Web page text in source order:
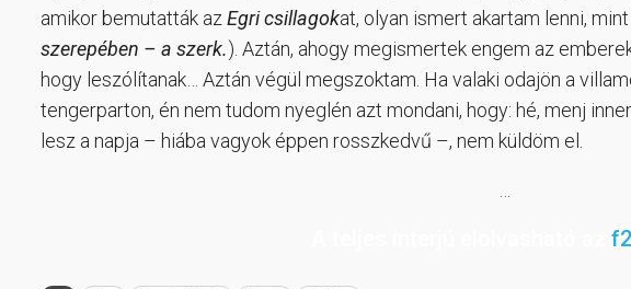
amikor bemutatták az Egri csillagokat, olyan ismert akartam lenni, mint
szerepében – a szerk.). Aztán, ahogy megismertek engem az
hogy leszólítanak… Aztán végül megszoktam. Ha valaki odajön a
tengerparton, én nem tudom nyeglén azt mondani, hogy: hé, menj
lesz a napja – hiába vagyok éppen rosszkedvű –, nem küldöm el.